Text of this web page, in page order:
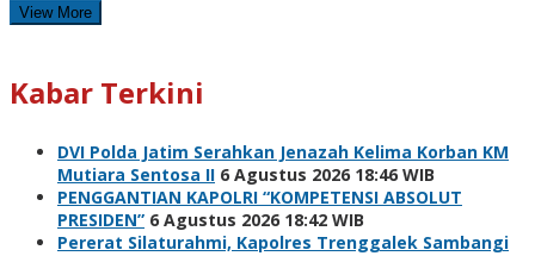
View More
Kabar Terkini
DVI Polda Jatim Serahkan Jenazah Kelima Korban KM
Mutiara Sentosa II 6 Agustus 2026 18:46 WIB
PENGGANTIAN KAPOLRI “KOMPETENSI ABSOLUT
PRESIDEN” 6 Agustus 2026 18:42 WIB
Pererat Silaturahmi, Kapolres Trenggalek Sambangi